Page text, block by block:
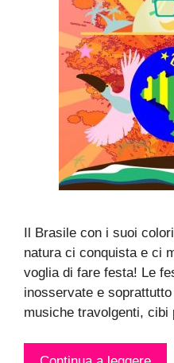
Il Brasile con i suoi
natura ci conquista e ci
voglia di fare festa! Le
inosservate e
musiche travolgenti,